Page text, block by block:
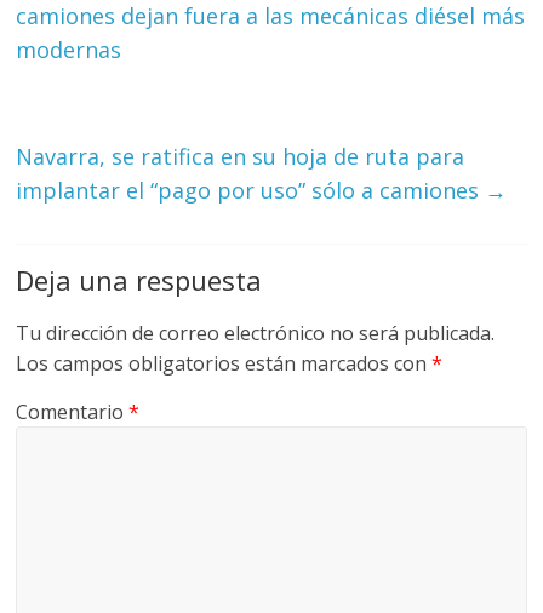
camiones dejan fuera a las mecánicas diésel más
modernas
Navarra, se ratifica en su hoja de ruta para
implantar el “pago por uso” sólo a camiones →
Deja una respuesta
Tu dirección de correo electrónico no será publicada.
Los campos obligatorios están marcados con*
Comentario*